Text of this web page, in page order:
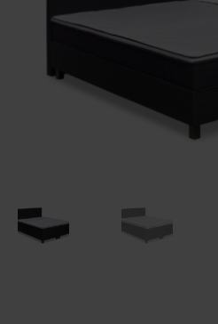
Blogi – Jenkkisänky